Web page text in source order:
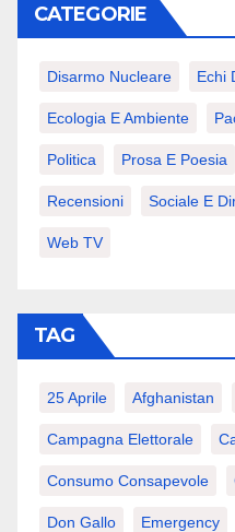
CATEGORIE
Disarmo Nucleare Echi
Ecologia E Ambiente
Politica Prosa E Poesia
Recensioni Sociale E
Web TV
TAG
25 Aprile Afghanistan
Campagna Elettorale
Consumo Consapevole
Don Gallo Emergency